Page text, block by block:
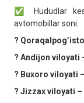
✅ Hududlar
avtomobillar soni:
?
? Аndijon viloyati
? Buxoro viloyati
? Jizzax viloyati –